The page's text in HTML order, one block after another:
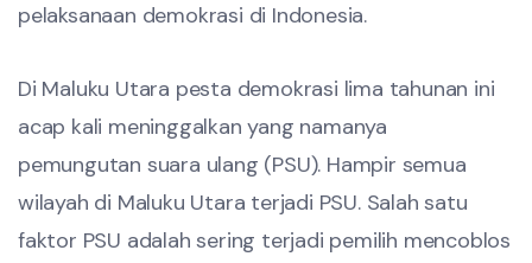
pelaksanaan demokrasi di Indonesia.
Di Maluku Utara pesta demokrasi lima tahunan ini
acap kali meninggalkan yang namanya
pemungutan suara ulang (PSU). Hampir semua
wilayah di Maluku Utara terjadi PSU. Salah satu
faktor PSU adalah sering terjadi pemilih mencoblos